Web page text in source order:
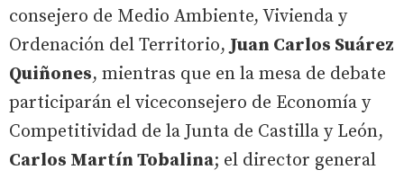
consejero de Medio Ambiente, Vivienda y
Ordenación del Territorio, Juan Carlos Suárez
Quiñones, mientras que en la mesa de debate
participarán el viceconsejero de Economía y
Competitividad de la Junta de Castilla y León,
Carlos Martín Tobalina; el director general